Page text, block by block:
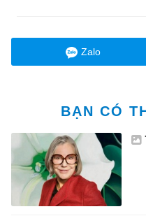
Zalo
BẠN CÓ